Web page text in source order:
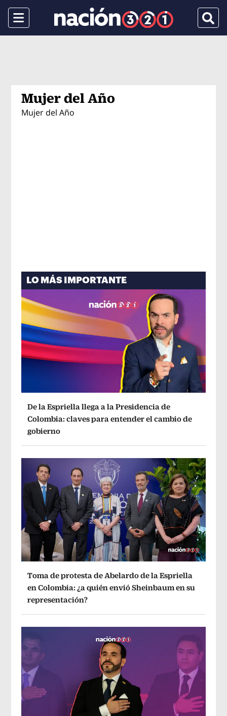
Menu
Mujer del Año
Mujer del Año
LO MÁS IMPORTANTE
De la Espriella llega a la Presidencia de
Colombia: claves para entender el cambio de
gobierno
Toma de protesta de Abelardo de la Espriella
en Colombia: ¿a quién envió Sheinbaum en su
representación?